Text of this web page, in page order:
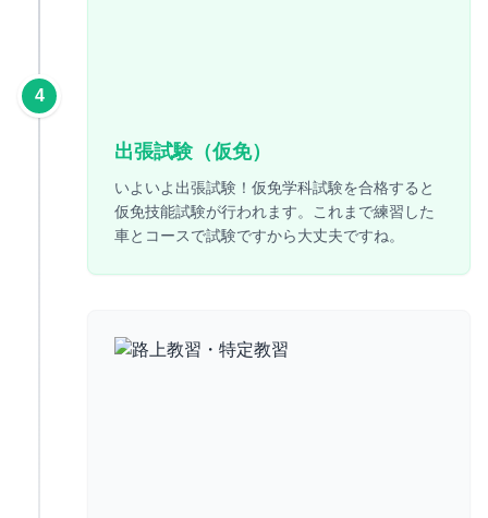
4
出張試験（仮免）
いよいよ出張試験！仮免学科試験を合格すると
仮免技能試験が行われます。これまで練習した
車とコースで試験ですから大丈夫ですね。